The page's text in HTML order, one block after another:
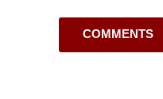
COMMENTS